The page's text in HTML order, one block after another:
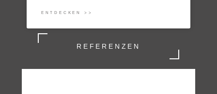
ENTDECKEN >>
REFERENZEN